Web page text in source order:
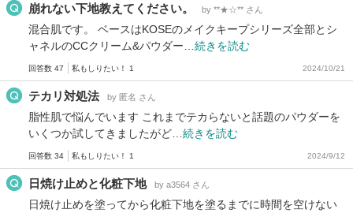
崩れない下地教えてください。 by **★☆** さん
混合肌です。 ベースはKOSEのメイクキープシリーズ全部とシ
ャネルのCCクリーム&パウダー… 続きを読む
回答数 47 私もしりたい！ 1 2024/10/21
テカリ対処法 by 匿名 さん
脂性肌で悩んでいます これまでテカらないと話題のパウダーを
いくつか試してきましたがど… 続きを読む
回答数 34 私もしりたい！ 1 2024/9/12
日焼け止めと化粧下地 by a3564 さん
日焼け止めを塗ってから化粧下地を塗るまでに時間を空けない